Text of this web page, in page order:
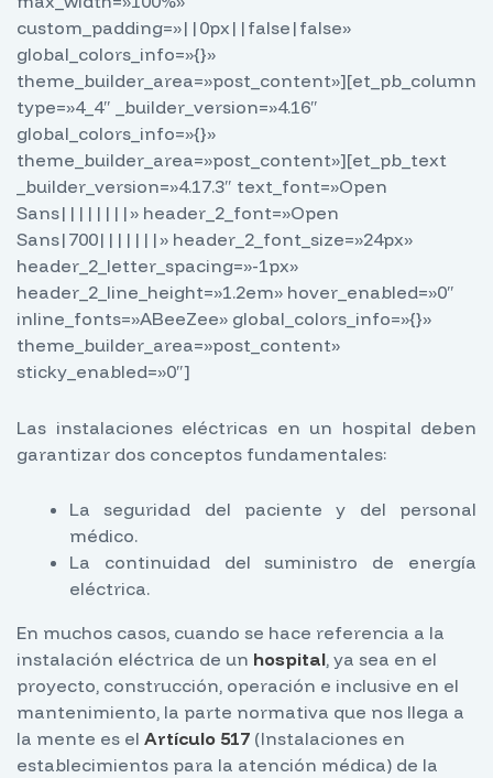
custom_padding=»||0px||false|false»
global_colors_info=»{}»
theme_builder_area=»post_content»][et_pb_column
type=»4_4″ _builder_version=»4.16″
global_colors_info=»{}»
theme_builder_area=»post_content»][et_pb_text
_builder_version=»4.17.3″ text_font=»Open
Sans||||||||» header_2_font=»Open
Sans|700|||||||» header_2_font_size=»24px»
header_2_letter_spacing=»-1px»
header_2_line_height=»1.2em» hover_enabled=»0″
inline_fonts=»ABeeZee» global_colors_info=»{}»
theme_builder_area=»post_content»
sticky_enabled=»0″]
Las instalaciones eléctricas en un hospital deben
garantizar dos conceptos fundamentales:
La seguridad del paciente y del personal
médico.
La continuidad del suministro de energía
eléctrica.
En muchos casos, cuando se hace referencia a la
instalación eléctrica de un hospital, ya sea en el
proyecto, construcción, operación e inclusive en el
mantenimiento, la parte normativa que nos llega a
la mente es el Artículo 517 (Instalaciones en
establecimientos para la atención médica) de la